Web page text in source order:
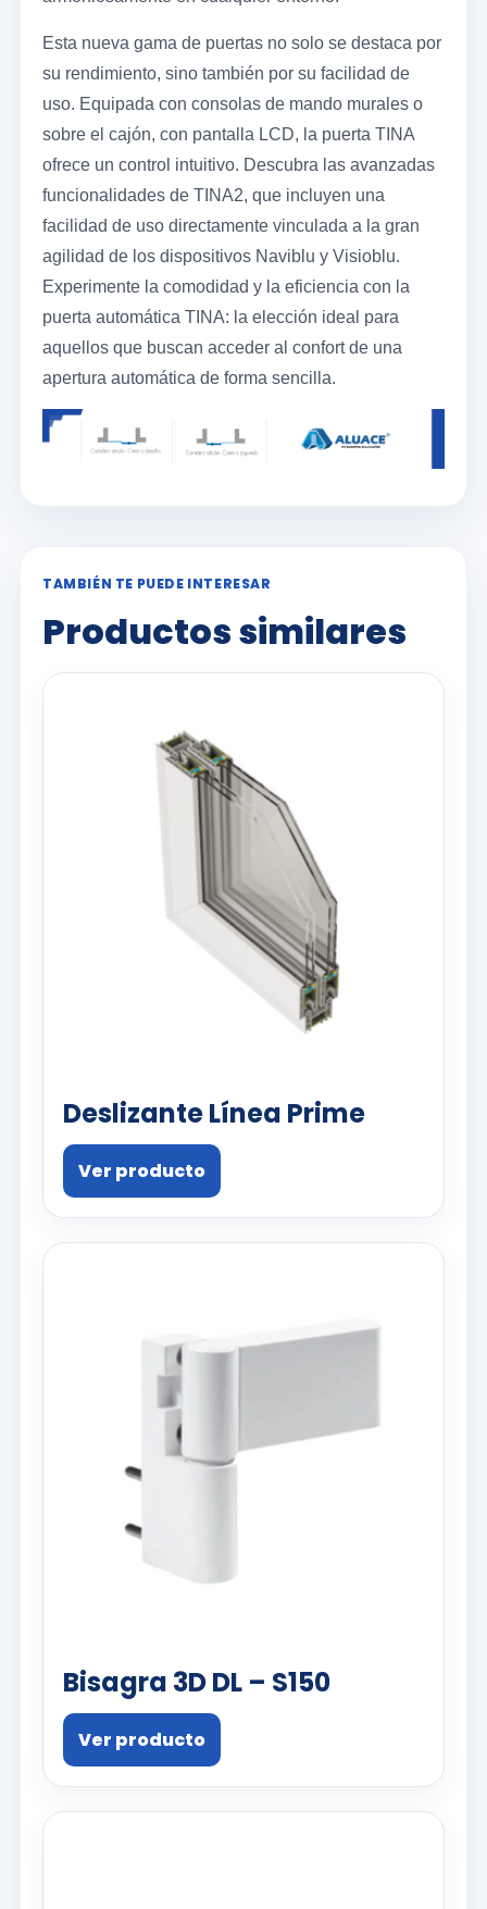
Esta nueva gama de puertas no solo se destaca por
su rendimiento, sino también por su facilidad de
uso. Equipada con consolas de mando murales o
sobre el cajón, con pantalla LCD, la puerta TINA
ofrece un control intuitivo. Descubra las avanzadas
funcionalidades de TINA2, que incluyen una
facilidad de uso directamente vinculada a la gran
agilidad de los dispositivos Naviblu y Visioblu.
Experimente la comodidad y la eficiencia con la
puerta automática TINA: la elección ideal para
aquellos que buscan acceder al confort de una
apertura automática de forma sencilla.
TAMBIÉN TE PUEDE INTERESAR
Productos similares
Deslizante Línea Prime
Ver producto
Bisagra 3D DL – S150
Ver producto